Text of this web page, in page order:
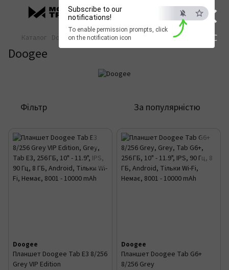
×
ESC
Subscribe to our
notifications!
To enable permission prompts, click
on the notification icon
Каталог Doogee
Doogee
Фільтр За популярністю
Doogee
Планшет Doogee Tab E3 8/256
Grey VIP Edition
Doogee
Планшет Doogee Tab G6+
8/256 Grey